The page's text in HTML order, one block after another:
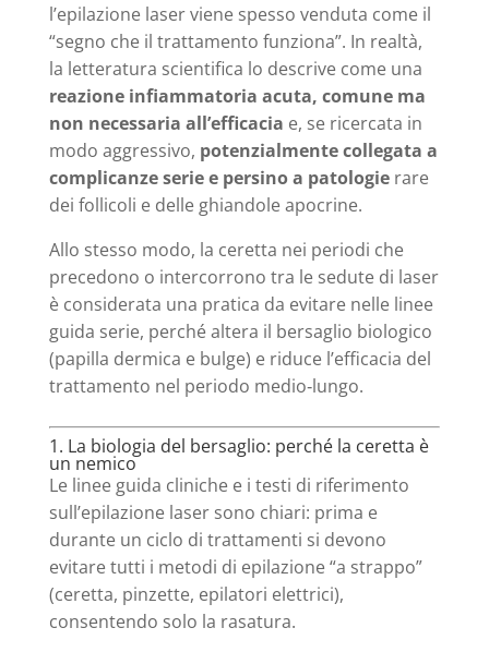
l’epilazione laser viene spesso venduta come il
“segno che il trattamento funziona”. In realtà,
la letteratura scientifica lo descrive come una
reazione infiammatoria acuta, comune ma
non necessaria all’efficacia e, se ricercata in
modo aggressivo, potenzialmente collegata a
complicanze serie e persino a patologierare
dei follicoli e delle ghiandole apocrine.
Allo stesso modo, la ceretta nei periodi che
precedono o intercorrono tra le sedute di laser
è considerata una pratica da evitare nelle linee
guida serie, perché altera il bersaglio biologico
(papilla dermica e bulge) e riduce l’efficacia del
trattamento nel periodo medio‑lungo.
1. La biologia del bersaglio: perché la ceretta è
un nemico
Le linee guida cliniche e i testi di riferimento
sull’epilazione laser sono chiari: prima e
durante un ciclo di trattamenti si devono
evitare tutti i metodi di epilazione “a strappo”
(ceretta, pinzette, epilatori elettrici),
consentendo solo la rasatura.